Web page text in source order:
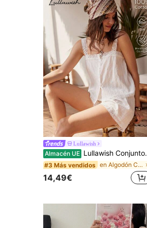
Lullawish
Almacén UE Lullawish Conjunto de pijama de algodón suave con parches de encaje a lunares y rayas en estilo bohemio y cómodo para mujer
#3 Más vendidos en Algodón Conjuntos de pijama para mujer
14,49€